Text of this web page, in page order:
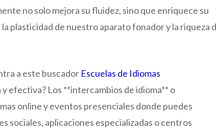
no solo mejora su fluidez, sino que enriquece su
plasticidad de nuestro aparato fonador y la riqueza
a este buscador Escuelas de Idiomas
efectiva? Los **intercambios de idioma** o
online y eventos presenciales donde puedes
sociales, aplicaciones especializadas o centros